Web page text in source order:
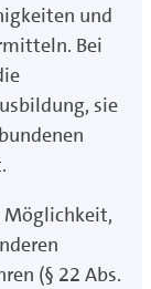
und
Bei
sie
Möglichkeit,
(§ 22 Abs.